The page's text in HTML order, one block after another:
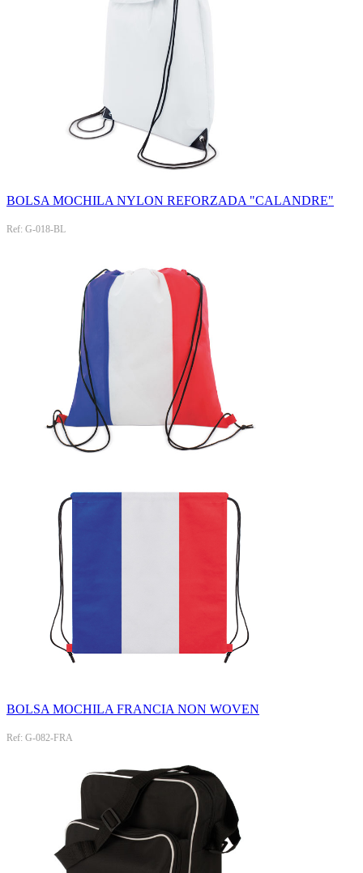
BOLSA MOCHILA NYLON REFORZADA "CALANDRE"
Ref: G-018-BL
BOLSA MOCHILA FRANCIA NON WOVEN
Ref: G-082-FRA